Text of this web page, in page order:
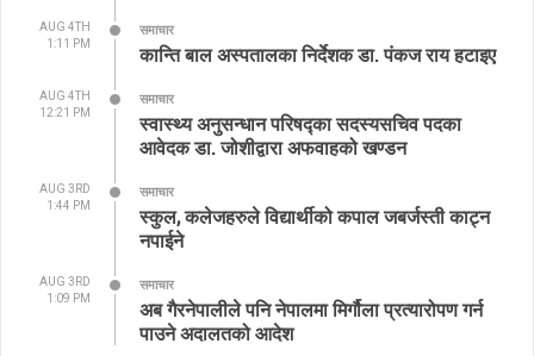
AUG 4TH
1:11 PM
समाचार
कान्ति बाल अस्पतालका निर्देशक डा. पंकज राय हटाइए
AUG 4TH
12:21 PM
समाचार
स्वास्थ्य अनुसन्धान परिषद्का सदस्यसचिव पदका
आवेदक डा. जोशीद्वारा अफवाहको खण्डन
AUG 3RD
1:44 PM
समाचार
स्कुल, कलेजहरुले विद्यार्थीको कपाल जबर्जस्ती काट्न
नपाईने
AUG 3RD
1:09 PM
समाचार
अब गैरनेपालीले पनि नेपालमा मिर्गौला प्रत्यारोपण गर्न
पाउने अदालतको आदेश